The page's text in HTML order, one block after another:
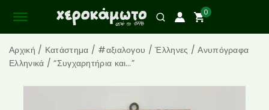
0
Αρχική / Κατάστημα / #αξιαλογου / Έλληνες / Ανυπόγραφα
Ελληνικά / “Συγχαρητήρια και…”